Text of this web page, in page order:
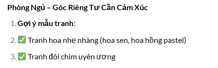
Phòng Ngủ – Góc Riêng Tư Cần Cảm Xúc
Gợi ý mẫu tranh:
Tranh hoa nhẹ nhàng (hoa sen, hoa hồng pastel)
Tranh đôi chim uyên ương